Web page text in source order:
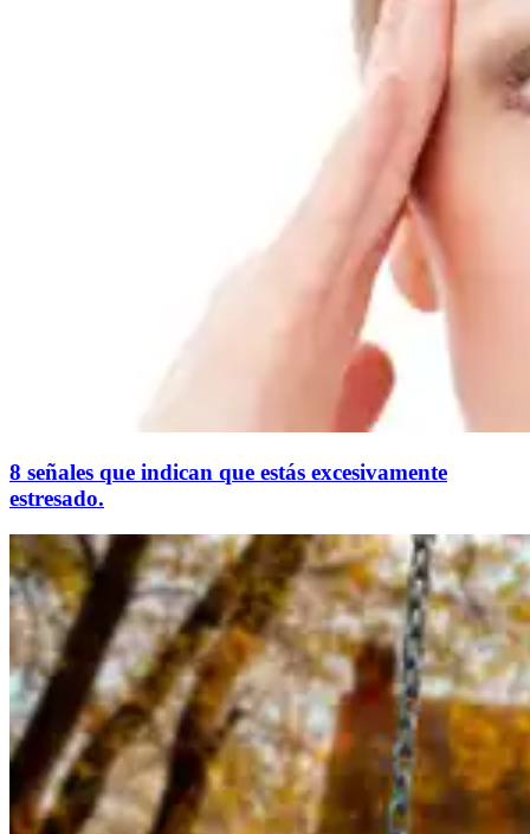
8 señales que indican que estás excesivamente
estresado.